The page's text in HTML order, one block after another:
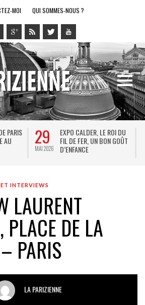
MOI QUI SOMMES-NOUS ?
PARIS
AU
29
MAI 2026
EXPO CALDER, LE ROI DU
FIL DE FER, UN BON GOÛT
D’ENFANCE
INTERVIEWS
LAURENT
PLACE DE LA
PARIS
LA PARIZIENNE